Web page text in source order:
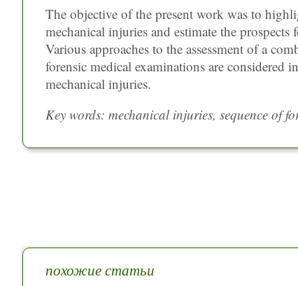
The objective of the present work was to
mechanical injuries and estimate the
Various approaches to the assessment of a
forensic medical examinations are considered
mechanical injuries.
Key words: mechanical injuries, sequence of
похожие статьи